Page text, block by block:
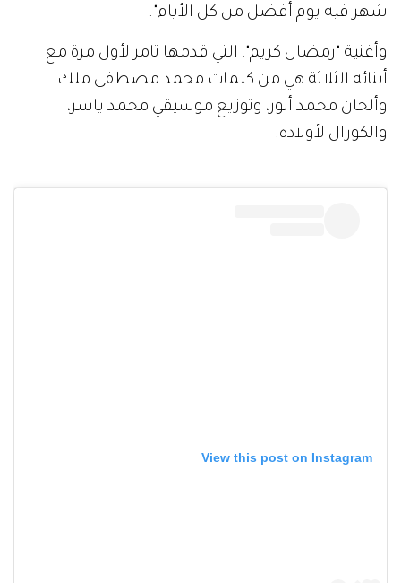
شهر فيه يوم أفضل من كل الأيام".
وأغنية "رمضان كريم"، التي قدمها تامر لأول مرة مع
أبنائه الثلاثة هي من كلمات محمد مصطفى ملك،
وألحان محمد أنور، وتوزيع موسيقي محمد ياسر،
والكورال لأولاده.
View this post on Instagram